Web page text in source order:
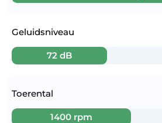
Geluidsniveau
72 dB
Toerental
1400 rpm